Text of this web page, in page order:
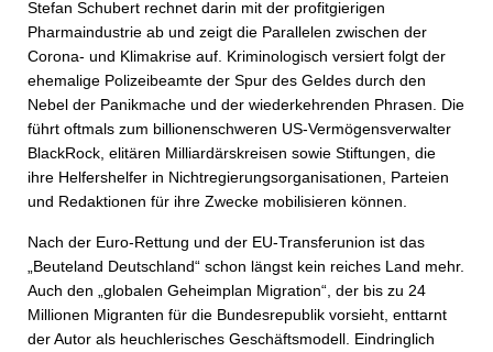
Stefan Schubert rechnet darin mit der profitgierigen
Pharmaindustrie ab und zeigt die Parallelen zwischen der
Corona- und Klimakrise auf. Kriminologisch versiert folgt der
ehemalige Polizeibeamte der Spur des Geldes durch den
Nebel der Panikmache und der wiederkehrenden Phrasen. Die
führt oftmals zum billionenschweren US-Vermögensverwalter
BlackRock, elitären Milliardärskreisen sowie Stiftungen, die
ihre Helfershelfer in Nichtregierungsorganisationen, Parteien
und Redaktionen für ihre Zwecke mobilisieren können.
Nach der Euro-Rettung und der EU-Transferunion ist das
„Beuteland Deutschland“ schon längst kein reiches Land mehr.
Auch den „globalen Geheimplan Migration“, der bis zu 24
Millionen Migranten für die Bundesrepublik vorsieht, enttarnt
der Autor als heuchlerisches Geschäftsmodell. Eindringlich